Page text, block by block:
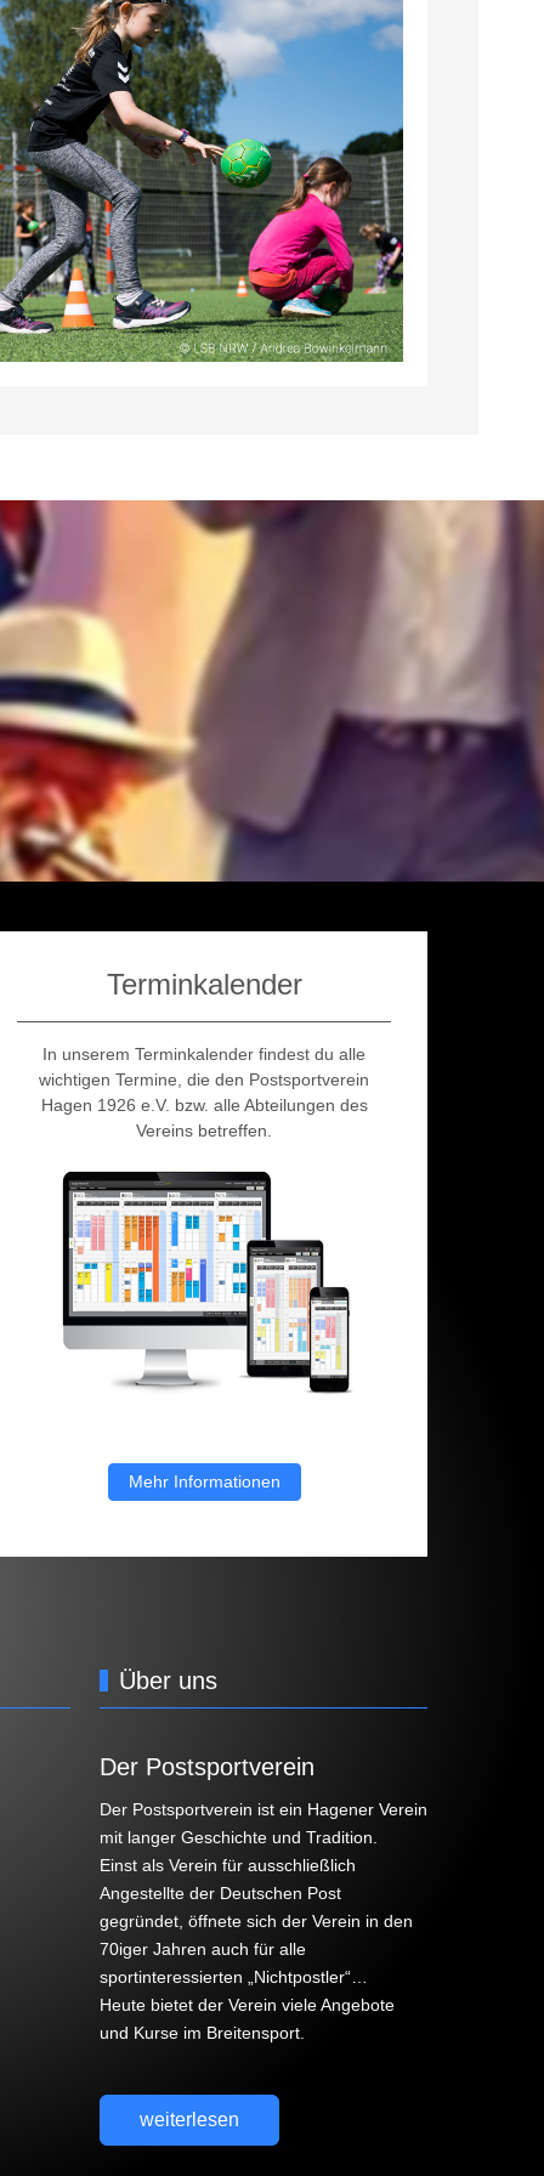
Terminkalender
In unserem Terminkalender findest du alle
wichtigen Termine, die den Postsportverein
Hagen 1926 e.V. bzw. alle Abteilungen des
Vereins betreffen.
Mehr Informationen
Über uns
Der Postsportverein
Der Postsportverein ist ein Hagener Verein
mit langer Geschichte und Tradition.
Einst als Verein für ausschließlich
Angestellte der Deutschen Post
gegründet, öffnete sich der Verein in den
70iger Jahren auch für alle
sportinteressierten „Nichtpostler“…
Heute bietet der Verein viele Angebote
und Kurse im Breitensport.
weiterlesen